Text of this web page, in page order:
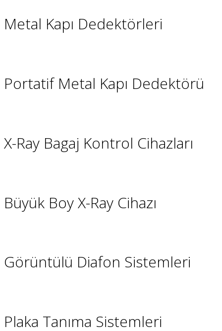
Metal Kapı Dedektörleri
Portatif Metal Kapı Dedektörü
X-Ray Bagaj Kontrol Cihazları
Büyük Boy X-Ray Cihazı
Görüntülü Diafon Sistemleri
Plaka Tanıma Sistemleri